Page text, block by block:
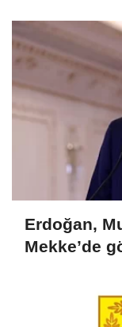
Erdoğan,
Mekke’de